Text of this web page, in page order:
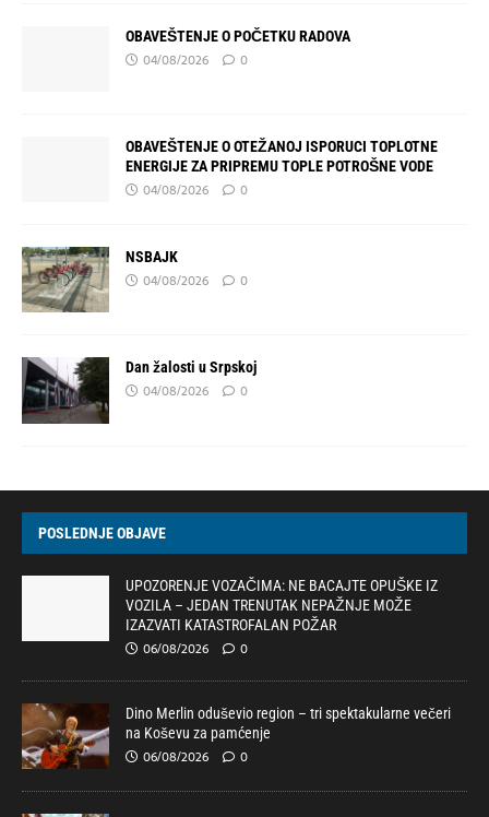
OBAVEŠTENJE O POČETKU RADOVA
04/08/2026 0
OBAVEŠTENJE O OTEŽANOJ ISPORUCI TOPLOTNE
ENERGIJE ZA PRIPREMU TOPLE POTROŠNE VODE
04/08/2026 0
NSBAJK
04/08/2026 0
Dan žalosti u Srpskoj
04/08/2026 0
POSLEDNJE OBJAVE
UPOZORENJE VOZAČIMA: NE BACAJTE OPUŠKE IZ
VOZILA – JEDAN TRENUTAK NEPAŽNJE MOŽE
IZAZVATI KATASTROFALAN POŽAR
06/08/2026 0
Dino Merlin oduševio region – tri spektakularne večeri
na Koševu za pamćenje
06/08/2026 0